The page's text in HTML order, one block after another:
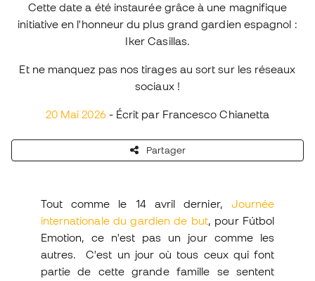
Cette date a été instaurée grâce à une magnifique
initiative en l'honneur du plus grand gardien espagnol :
Iker Casillas.
Et ne manquez pas nos tirages au sort sur les réseaux
sociaux !
20 Mai 2026 - Écrit par Francesco Chianetta
Partager
Tout comme le 14 avril dernier, Journée
internationale du gardien de but, pour Fútbol
Emotion, ce n'est pas un jour comme les
autres. C'est un jour où tous ceux qui font
partie de cette grande famille se sentent